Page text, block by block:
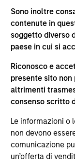
Sono inoltre
contenute in
soggetto diverso
paese in cui si
Riconosco e
presente sito non
altrimenti
consenso scritto
Le informazioni o
non devono
comunicazione
un’offerta di
Head of
Parametric:
In an interview
Rocafort, Head
potential
ladders
portfolios.
28-LUG-2026